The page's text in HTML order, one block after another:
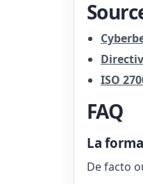
ISO
FAQ
La
De facto